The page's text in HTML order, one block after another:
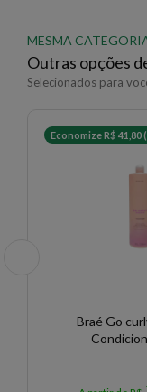
MESMA
Outras opções
Selecionados para
Economize R$ 41,80
Braé Go